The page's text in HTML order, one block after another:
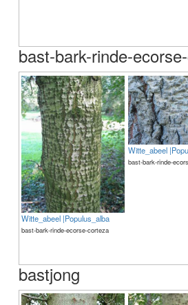
bast-bark-rinde-
Witte_abeel |Populus_alba
bast-bark-rinde-ecorse-corteza
Witte_abeel
bast-bark-rinde-
bastjong